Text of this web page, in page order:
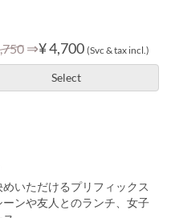
⇒¥ 4,700 (Svc & tax incl.)
Select
いただけるプリフィックス
ンや友人とのランチ、女子